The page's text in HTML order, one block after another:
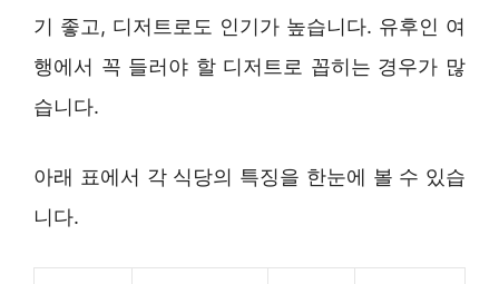
기 좋고, 디저트로도 인기가 높습니다. 유후인 여
행에서 꼭 들러야 할 디저트로 꼽히는 경우가 많
습니다.
아래 표에서 각 식당의 특징을 한눈에 볼 수 있습
니다.